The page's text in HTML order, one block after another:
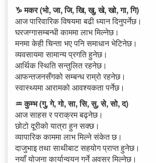
♑ मकर (भो, जा, जि, खि, खु, खे, खो, गा, गि)
आज पारिवारिक विषयमा बढी ध्यान दिनुपर्नेछ।
घरजग्गासम्बन्धी काममा लाभ मिल्नेछ।
मनमा केही चिन्ता भए पनि समाधान भेटिनेछ।
व्यवसायमा सामान्य प्रगति हुनेछ।
आर्थिक स्थिति सन्तुलित रहनेछ।
आफन्तजनसँगको सम्बन्ध राम्रो रहनेछ।
स्वास्थ्यमा आरामको आवश्यकता पर्नेछ।
♒ कुम्भ (गु, गे, गो, सा, सि, सु, से, सो, द)
आज साहस र पराक्रम बढ्नेछ।
छोटो दूरीको यात्रा हुन सक्छ।
व्यापारिक काममा लाभ मिल्ने संकेत छ।
दाजुभाइ तथा साथीबाट सहयोग प्राप्त हुनेछ।
नयाँ योजना कार्यान्वयन गर्ने अवसर मिल्नेछ।